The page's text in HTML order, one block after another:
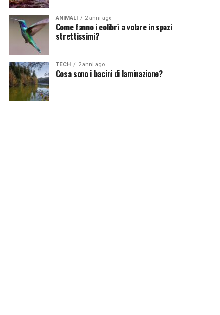
Continua a leggere su atuttonotizie.it
Vuoi essere sempre aggiornato e ricevere le principali
notizie del giorno?
ANIMALI 2 anni ago
Come fanno i colibrì a volare in spazi
strettissimi?
TECH 2 anni ago
Cosa sono i bacini di laminazione?